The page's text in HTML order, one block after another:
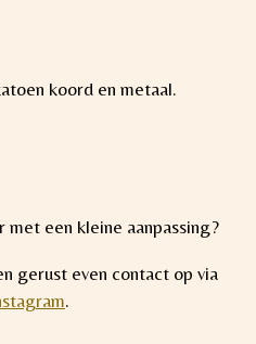
koord en metaal.
een kleine aanpassing?
gerust even contact op via
.